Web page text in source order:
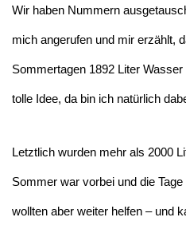
Wir haben Nummern
mich angerufen und mir erzählt,
Sommertagen 1892 Liter
tolle Idee, da bin ich natürlich
Letztlich wurden mehr als 2000
Sommer war vorbei und die
wollten aber weiter helfen – und